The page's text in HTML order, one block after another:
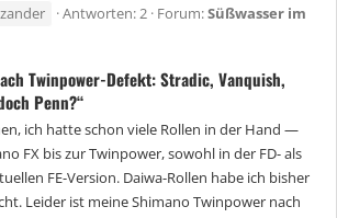
zander Antworten: 2 Forum:Süßwasser im
Twinpower-Defekt: Stradic, Vanquish,
Penn?“
ich hatte schon viele Rollen in der Hand —
FX bis zur Twinpower, sowohl in der FD- als
FE-Version. Daiwa-Rollen habe ich bisher
Leider ist meine Shimano Twinpower nach